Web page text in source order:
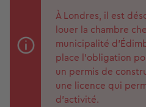
À Londres, il est
louer la chambre
municipalité
place l'obligation
un permis de
une licence qui
d'activité.